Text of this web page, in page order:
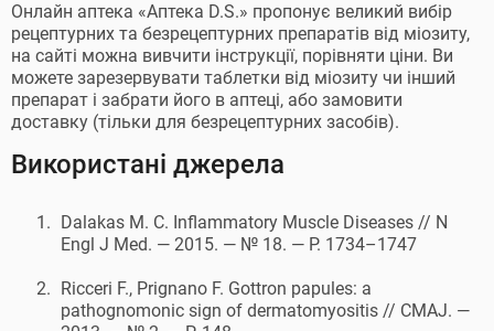
Онлайн аптека «Аптека D.S.» пропонує великий вибір
рецептурних та безрецептурних препаратів від міозиту,
на сайті можна вивчити інструкції, порівняти ціни. Ви
можете зарезервувати таблетки від міозиту чи інший
препарат і забрати його в аптеці, або замовити
доставку (тільки для безрецептурних засобів).
Використані джерела
Dalakas M. C. Inflammatory Muscle Diseases // N
Engl J Med. — 2015. — № 18. — P. 1734–1747
Ricceri F., Prignano F. Gottron papules: a
pathognomonic sign of dermatomyositis // CMAJ. —